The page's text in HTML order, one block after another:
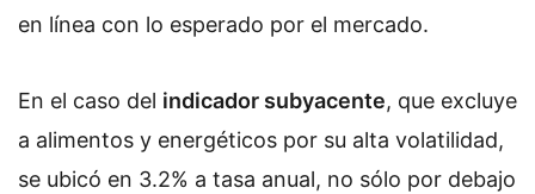
en línea con lo esperado por el mercado.
En el caso del indicador subyacente, que excluye
a alimentos y energéticos por su alta volatilidad,
se ubicó en 3.2% a tasa anual, no sólo por debajo